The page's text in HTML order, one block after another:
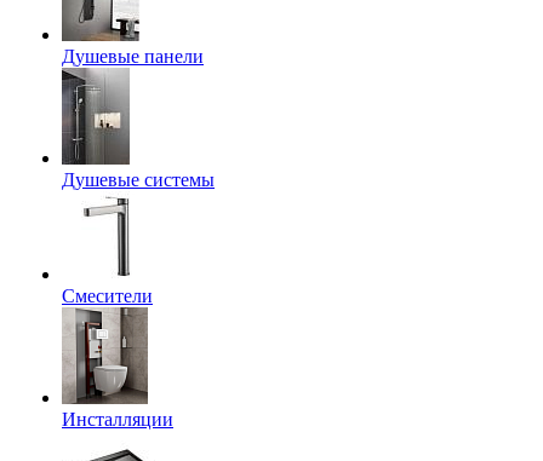
Душевые панели
Душевые системы
Смесители
Инсталляции